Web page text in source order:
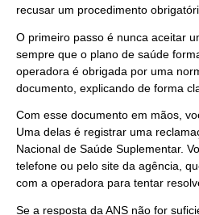
recusar um procedimento
O primeiro passo é nunca aceitar
sempre que o plano de saúde
operadora é obrigada por uma
documento, explicando de forma
Com esse documento em mãos,
Uma delas é registrar uma
Nacional de Saúde Suplementar.
telefone ou pelo site da agência,
com a operadora para tentar
Se a resposta da ANS não for